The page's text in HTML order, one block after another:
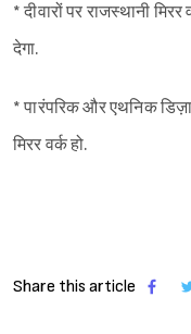
* दीवारों पर राजस्थानी
देगा.
* पारंपरिक और एथनिक
मिरर वर्क हो.
Share this article